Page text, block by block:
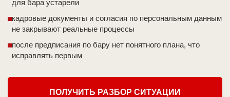
для бара устарели
кадровые документы и согласия по персональным данным
не закрывают реальные процессы
после предписания по бару нет понятного плана, что
исправлять первым
ПОЛУЧИТЬ РАЗБОР СИТУАЦИИ